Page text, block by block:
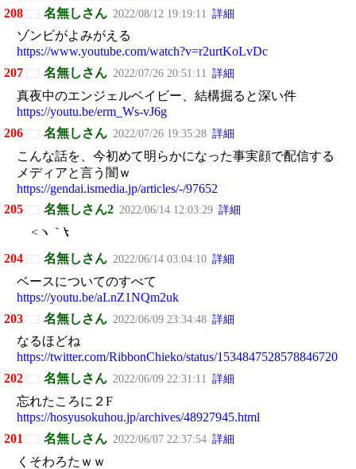
208
名無しさん 2022/08/12 19:19:11 詳細
ゾンビがよみがえる
https://www.youtube.com/watch?v=r2urtKoLvDc
207
名無しさん 2022/07/26 20:51:11 詳細
真夜中のエンジェルベイビー、結構掘ると深い件
https://youtu.be/erm_Ws-vJ6g
206
名無しさん 2022/07/26 19:35:28 詳細
こんな話を、今初めて明らかになった事実顔で配信する
メディアと言う闇ｗ
https://gendai.ismedia.jp/articles/-/97652
205
名無しさん2 2022/06/14 12:03:29 詳細
<ヽ｀∀´>
204
名無しさん 2022/06/14 03:04:10 詳細
ベースについてのすべて
https://youtu.be/aLnZ1NQm2uk
203
名無しさん 2022/06/09 23:34:48 詳細
なるほどね
https://twitter.com/RibbonChieko/status/1534847528578846720
202
名無しさん 2022/06/09 22:31:11 詳細
忘れたころに２F
https://hosyusokuhou.jp/archives/48927945.html
201
名無しさん 2022/06/07 22:37:54 詳細
くそわろたｗｗ